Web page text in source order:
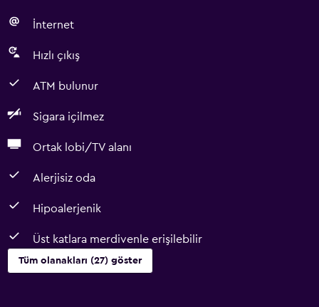
İnternet
Hızlı çıkış
ATM bulunur
Sigara içilmez
Ortak lobi/TV alanı
Alerjisiz oda
Hipoalerjenik
Üst katlara merdivenle erişilebilir
Tüm olanakları (27) göster